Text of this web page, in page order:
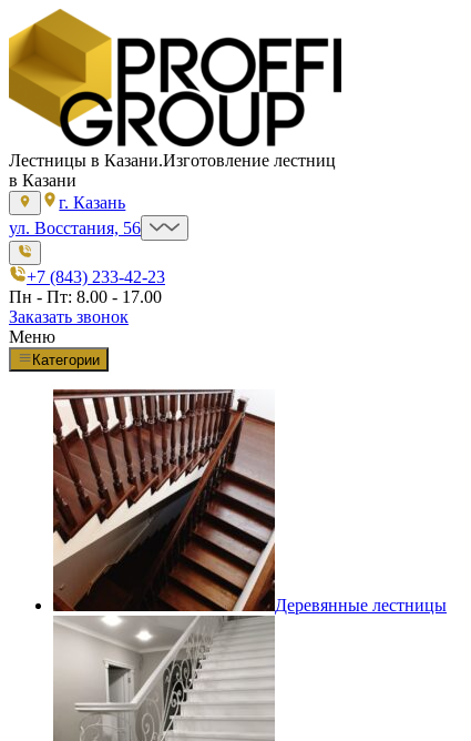
Лестницы в Казани.Изготовление лестниц
в Казани
г. Казань
ул. Восстания, 56
+7 (843) 233-42-23
Пн - Пт: 8.00 - 17.00
Заказать звонок
Меню
Категории
Деревянные лестницы